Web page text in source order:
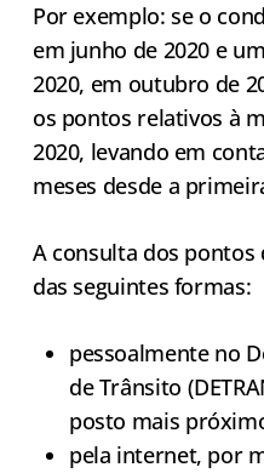
Por exemplo: se o
em junho de 2020 e
2020, em outubro de
os pontos relativos à
2020, levando em
meses desde a
A consulta dos pontos
das seguintes formas:
pessoalmente no
de Trânsito
posto mais
pela internet, por